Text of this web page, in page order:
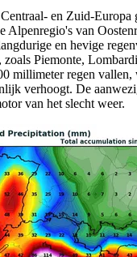
en Zuid-Europa
Alpenregio's van
en hevige
Piemonte,
millimeter regen vallen,
verhoogt. De
van het slecht weer.